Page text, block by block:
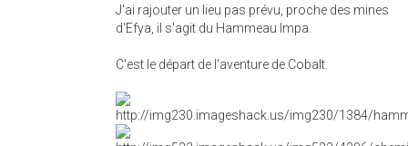
J'ai rajouter un lieu pas prévu, proche des mines
d'Efya, il s'agit du Hammeau Impa.
C'est le départ de l'aventure de Cobalt.